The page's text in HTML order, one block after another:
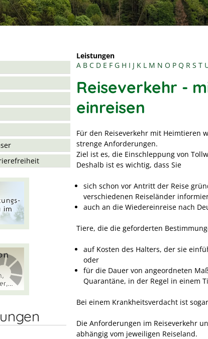
Leistungen
A B C D E F G H I J K L M N O P Q R S T
Reiseverkehr -
einreisen
Für den Reiseverkehr mit Heimtieren
strenge Anforderungen.
Ziel ist es, die Einschleppung von
Deshalb ist es wichtig, dass Sie
sich schon vor Antritt der Reise
verschiedenen Reiseländer
auch an die Wiedereinreise nach
Tiere, die die geforderten
auf Kosten des Halters, der sie
oder
für die Dauer von angeordneten
Quarantäne, in der Regel in einem
Bei einem Krankheitsverdacht ist
Die Anforderungen im Reiseverkehr
abhängig vom jeweiligen Reiseland.